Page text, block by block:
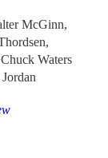
McGinn,
Chuck Waters